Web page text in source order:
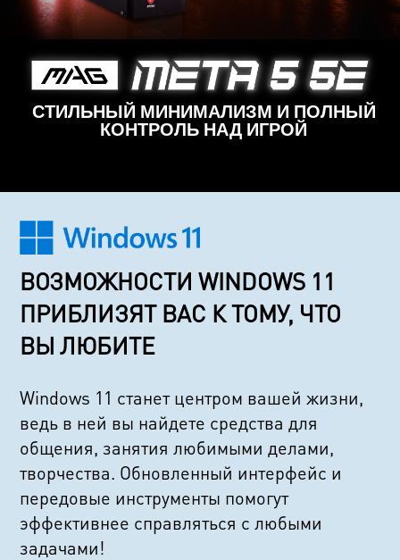
СТИЛЬНЫЙ МИНИМАЛИЗМ И ПОЛНЫЙ
КОНТРОЛЬ НАД ИГРОЙ
ВОЗМОЖНОСТИ WINDOWS 11
ПРИБЛИЗЯТ ВАС К ТОМУ, ЧТО
ВЫ ЛЮБИТЕ
Windows 11 станет центром вашей жизни,
ведь в ней вы найдете средства для
общения, занятия любимыми делами,
творчества. Обновленный интерфейс и
передовые инструменты помогут
эффективнее справляться с любыми
задачами!